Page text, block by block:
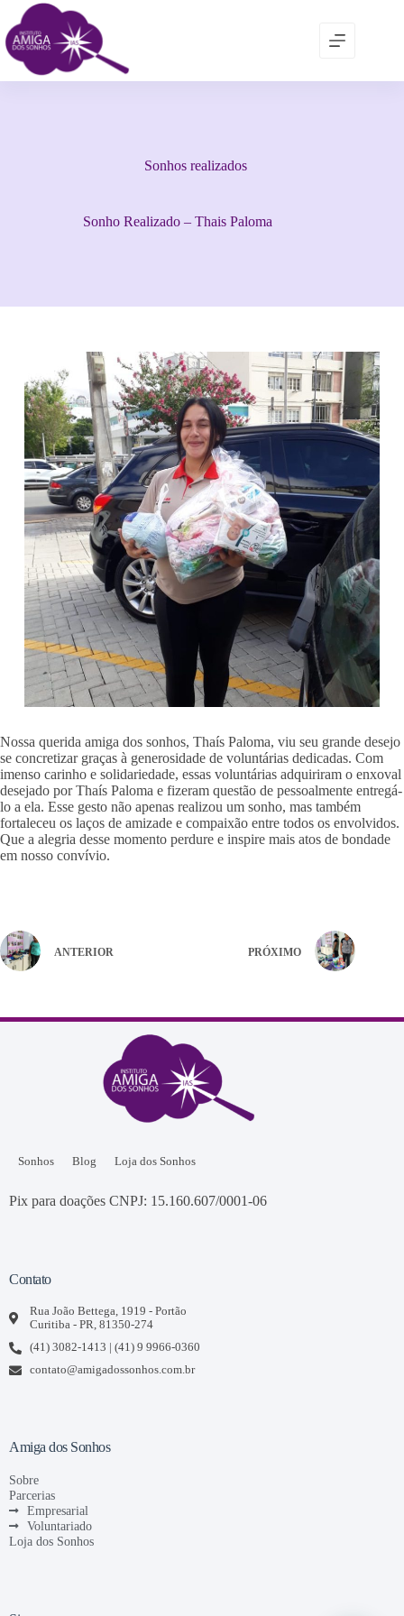
Sonhos realizados
Sonho Realizado – Thais Paloma
Nossa querida amiga dos sonhos, Thaís Paloma, viu seu grande desejo
se concretizar graças à generosidade de voluntárias dedicadas. Com
imenso carinho e solidariedade, essas voluntárias adquiriram o enxoval
desejado por Thaís Paloma e fizeram questão de pessoalmente entregá-
lo a ela. Esse gesto não apenas realizou um sonho, mas também
fortaleceu os laços de amizade e compaixão entre todos os envolvidos.
Que a alegria desse momento perdure e inspire mais atos de bondade
em nosso convívio.
ANTERIOR PRÓXIMO
Sonhos Blog Loja dos Sonhos
Pix para doações CNPJ: 15.160.607/0001-06
Contato
Rua João Bettega, 1919 - Portão
Curitiba - PR, 81350-274
(41) 3082-1413 | (41) 9 9966-0360
contato@amigadossonhos.com.br
Amiga dos Sonhos
Sobre
Parcerias
Empresarial
Voluntariado
Loja dos Sonhos